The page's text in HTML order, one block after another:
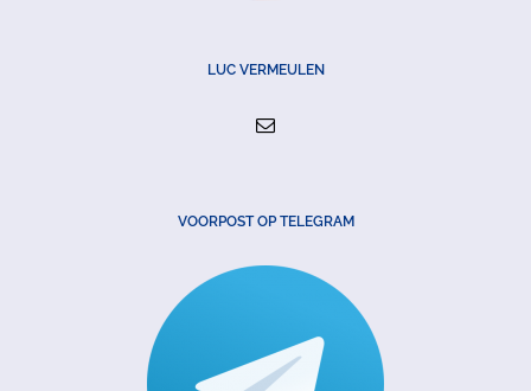
LUC VERMEULEN
VOORPOST OP TELEGRAM